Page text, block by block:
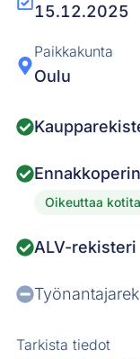
15.12.2025
Paikkakunta
Oulu
Oikeuttaa
ALV-rekisteri
Tarkista tiedot